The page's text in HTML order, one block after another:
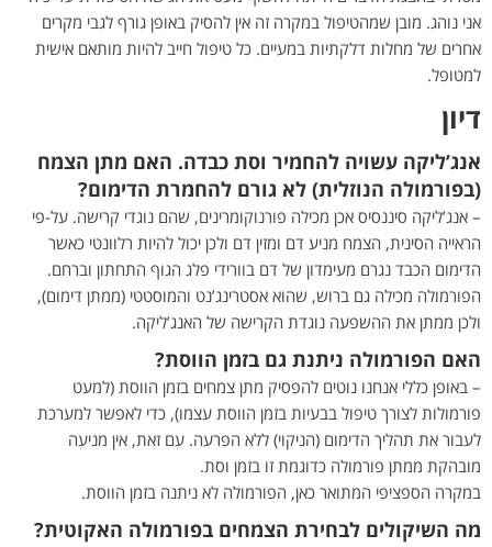
אני נוהג. מובן שמהטיפול במקרה זה אין להסיק באופן גורף לגבי מקרים
אחרים של מחלות דלקתיות במעיים. כל טיפול חייב להיות מותאם אישית
למטופל.
דיון
אנג’ליקה עשויה להחמיר וסת כבדה. האם מתן הצמח
(בפורמולה הנוזלית) לא גורם להחמרת הדימום?
– אנג’ליקה סיננסיס אכן מכילה פורנוקומרינים, שהם נוגדי קרישה. על-פי
הראייה הסינית, הצמח מניע דם ומזין דם ולכן יכול להיות רלוונטי כאשר
הדימום הכבד נגרם מעימדון של דם בוורידי פלג הגוף התחתון וברחם.
הפורמולה מכילה גם ברוש, שהוא אסטרינג’נט והמוסטטי (ממתן דימום),
ולכן ממתן את ההשפעה נוגדת הקרישה של האנג’ליקה.
האם הפורמולה ניתנת גם בזמן הווסת?
– באופן כללי אנחנו נוטים להפסיק מתן צמחים בזמן הווסת (למעט
פורמולות לצורך טיפול בבעיות בזמן הווסת עצמו), כדי לאפשר למערכת
לעבור את תהליך הדימום (הניקוי) ללא הפרעה. עם זאת, אין מניעה
מובהקת ממתן פורמולה כדוגמת זו בזמן וסת.
במקרה הספציפי המתואר כאן, הפורמולה לא ניתנה בזמן הווסת.
מה השיקולים לבחירת הצמחים בפורמולה האקוטית?